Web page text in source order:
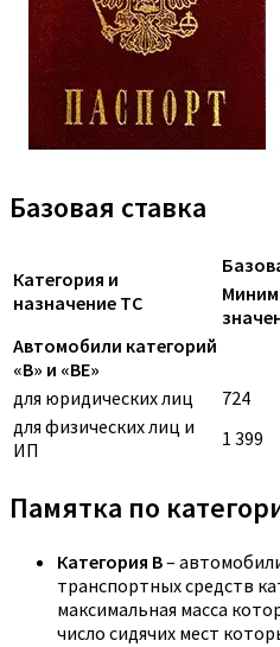
Базовая ставка
Категория и
назначение ТС
Автомобили категорий
«B» и «BE»
для юридических лиц
724
для физических лиц и
ИП
1 399
Памятка по
Категория B–
транспортных средств
максимальная масса
число сидячих мест